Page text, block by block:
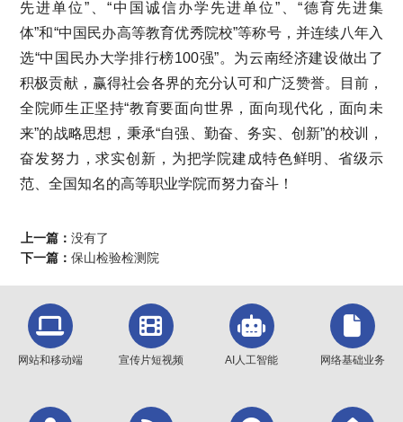
先进单位”、“中国诚信办学先进单位”、“德育先进集
体”和“中国民办高等教育优秀院校”等称号，并连续八年入
选“中国民办大学排行榜100强”。为云南经济建设做出了
积极贡献，赢得社会各界的充分认可和广泛赞誉。目前，
全院师生正坚持“教育要面向世界，面向现代化，面向未
来”的战略思想，秉承“自强、勤奋、务实、创新”的校训，
奋发努力，求实创新，为把学院建成特色鲜明、省级示
范、全国知名的高等职业学院而努力奋斗！
上一篇： 没有了
下一篇： 保山检验检测院
网站和移动端 宣传片短视频 AI人工智能 网络基础业务